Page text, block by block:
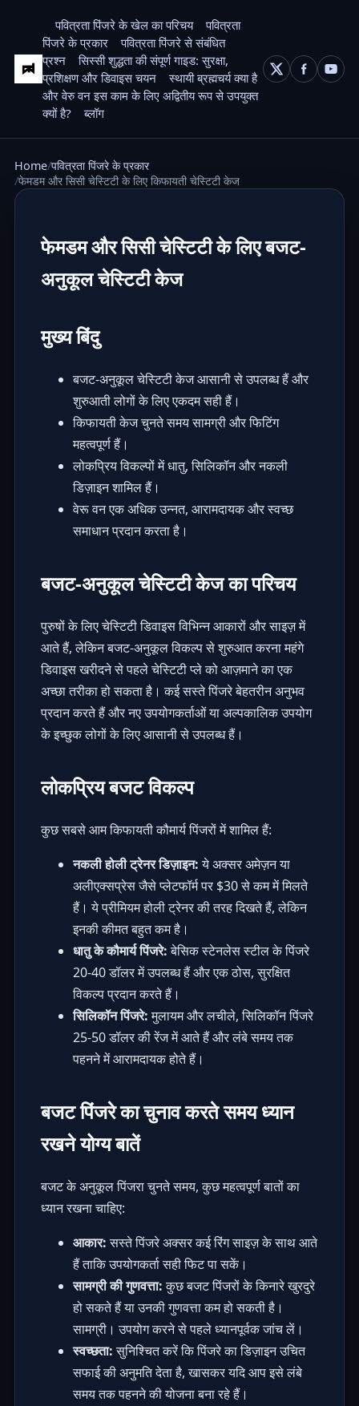
पवित्रता पिंजरे के खेल का परिचय
पवित्रता
पिंजरे के प्रकार
पवित्रता पिंजरे से संबंधित
प्रश्न
सिस्सी शुद्धता की संपूर्ण गाइड: सुरक्षा,
प्रशिक्षण और डिवाइस चयन
स्थायी ब्रह्मचर्य क्या है
और वेरु वन इस काम के लिए अद्वितीय रूप से उपयुक्त
क्यों है?
ब्लॉग
Home पवित्रता पिंजरे के प्रकार
फेमडम और सिसी चेस्टिटी के लिए किफायती चेस्टिटी केज
फेमडम और सिसी चेस्टिटी के लिए बजट-
अनुकूल चेस्टिटी केज
मुख्य बिंदु
बजट-अनुकूल चेस्टिटी केज आसानी से उपलब्ध हैं और
शुरुआती लोगों के लिए एकदम सही हैं।
किफायती केज चुनते समय सामग्री और फिटिंग
महत्वपूर्ण हैं।
लोकप्रिय विकल्पों में धातु, सिलिकॉन और नकली
डिज़ाइन शामिल हैं।
वेरू वन एक अधिक उन्नत, आरामदायक और स्वच्छ
समाधान प्रदान करता है।
बजट-अनुकूल चेस्टिटी केज का परिचय
पुरुषों के लिए चेस्टिटी डिवाइस विभिन्न आकारों और साइज़ में
आते हैं, लेकिन बजट-अनुकूल विकल्प से शुरुआत करना महंगे
डिवाइस खरीदने से पहले चेस्टिटी प्ले को आज़माने का एक
अच्छा तरीका हो सकता है। कई सस्ते पिंजरे बेहतरीन अनुभव
प्रदान करते हैं और नए उपयोगकर्ताओं या अल्पकालिक उपयोग
के इच्छुक लोगों के लिए आसानी से उपलब्ध हैं।
लोकप्रिय बजट विकल्प
कुछ सबसे आम किफायती कौमार्य पिंजरों में शामिल हैं:
नकली होली ट्रेनर डिज़ाइन:ये अक्सर अमेज़न या
अलीएक्सप्रेस जैसे प्लेटफॉर्म पर $30 से कम में मिलते
हैं। ये प्रीमियम होली ट्रेनर की तरह दिखते हैं, लेकिन
इनकी कीमत बहुत कम है।
धातु के कौमार्य पिंजरे:बेसिक स्टेनलेस स्टील के पिंजरे
20-40 डॉलर में उपलब्ध हैं और एक ठोस, सुरक्षित
विकल्प प्रदान करते हैं।
सिलिकॉन पिंजरे:मुलायम और लचीले, सिलिकॉन पिंजरे
25-50 डॉलर की रेंज में आते हैं और लंबे समय तक
पहनने में आरामदायक होते हैं।
बजट पिंजरे का चुनाव करते समय ध्यान
रखने योग्य बातें
बजट के अनुकूल पिंजरा चुनते समय, कुछ महत्वपूर्ण बातों का
ध्यान रखना चाहिए:
आकार:सस्ते पिंजरे अक्सर कई रिंग साइज़ के साथ आते
हैं ताकि उपयोगकर्ता सही फिट पा सकें।
सामग्री की गुणवत्ता:कुछ बजट पिंजरों के किनारे खुरदुरे
हो सकते हैं या उनकी गुणवत्ता कम हो सकती है।
सामग्री। उपयोग करने से पहले ध्यानपूर्वक जांच लें।
स्वच्छता:सुनिश्चित करें कि पिंजरे का डिज़ाइन उचित
सफाई की अनुमति देता है, खासकर यदि आप इसे लंबे
समय तक पहनने की योजना बना रहे हैं।